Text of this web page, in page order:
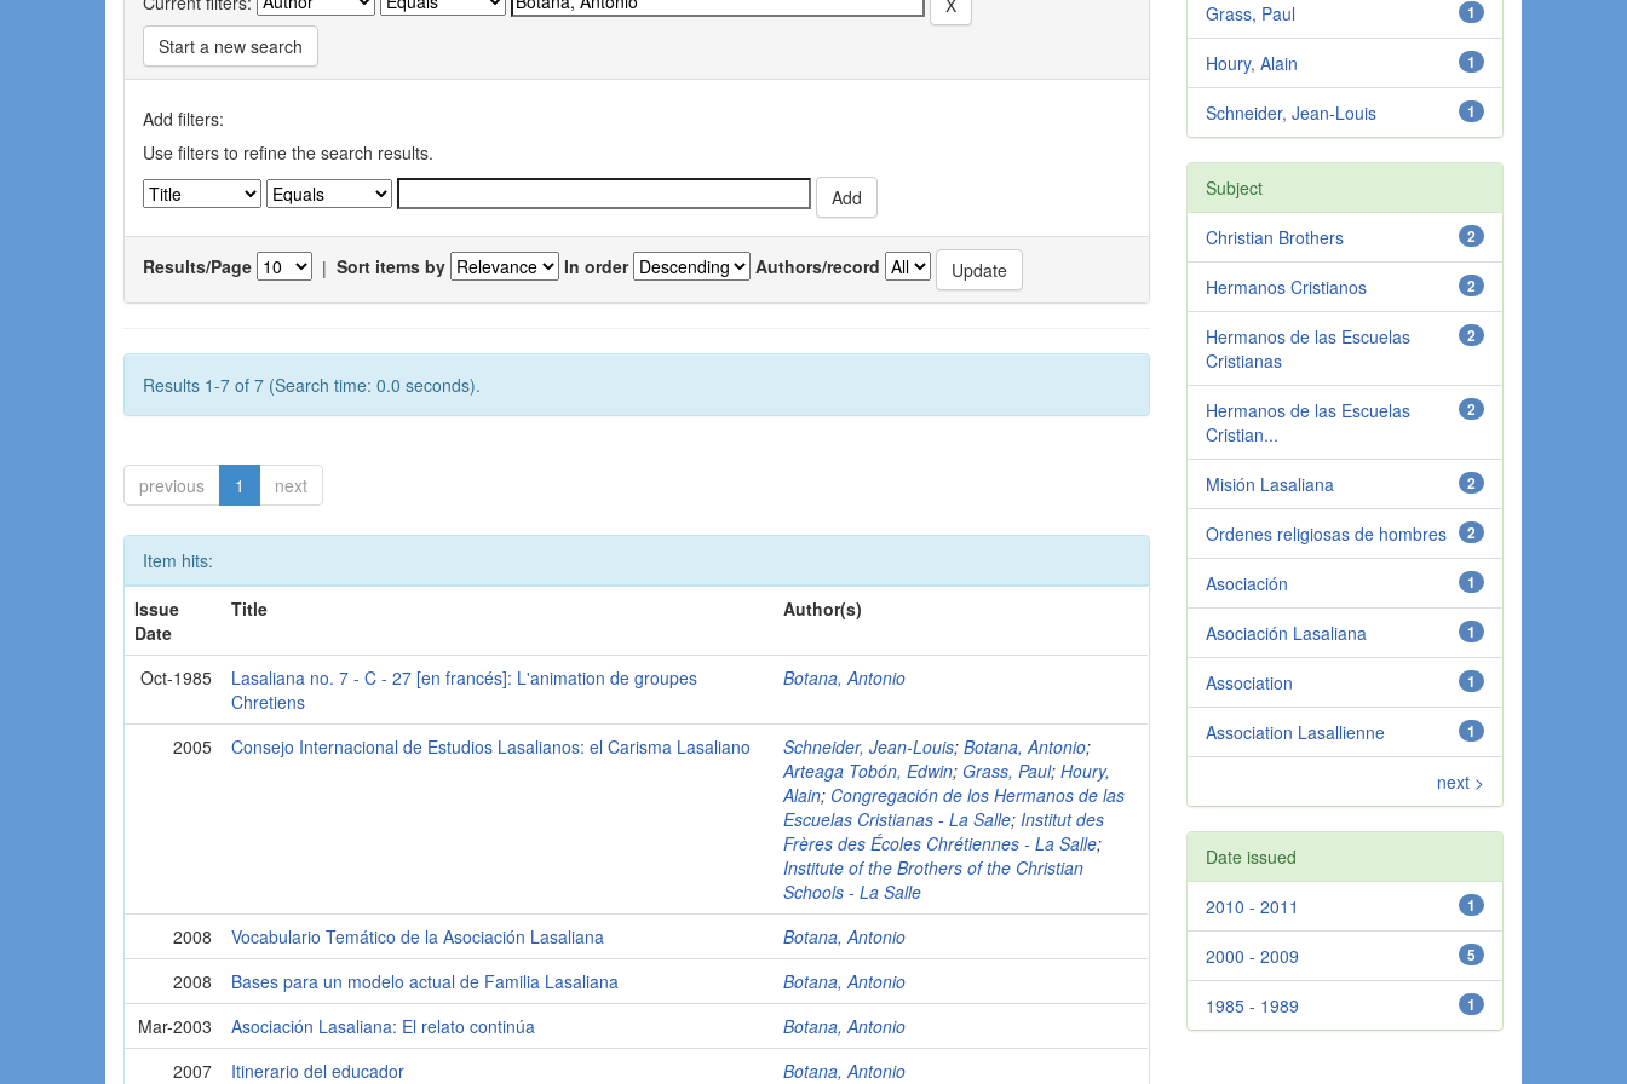
Start a new search
Add filters:
Use filters to refine the search results.
Results/Page | Sort items by In order Authors/record
Results 1-7 of 7 (Search time: 0.0 seconds).
previous 1 next
Item hits:
Issue
Date
Title Author(s)
Oct-1985
Lasaliana no. 7 - C - 27 [en francés]: L'animation de groupes
Chretiens
Botana, Antonio
2005 Consejo Internacional de Estudios Lasalianos: el Carisma Lasaliano Schneider, Jean-Louis;Botana, Antonio;
Arteaga Tobón, Edwin;Grass, Paul;Houry,
Alain; Congregación de los Hermanos de las
Escuelas Cristianas - La Salle; Institut des
Frères des Écoles Chrétiennes - La Salle;
Institute of the Brothers of the Christian
Schools - La Salle
2008
Vocabulario Temático de la Asociación Lasaliana
Botana, Antonio
2008
Bases para un modelo actual de Familia Lasaliana
Botana, Antonio
Mar-2003
Asociación Lasaliana: El relato continúa
Botana, Antonio
2007
Itinerario del educador Botana, Antonio
1
Grass, Paul
1
Houry, Alain
1
Schneider, Jean-Louis
Subject
2
Christian Brothers
2
Hermanos Cristianos
2
Hermanos de las Escuelas
Cristianas
2
Hermanos de las Escuelas
Cristian...
2
Misión Lasaliana
2
Ordenes religiosas de hombres
1
Asociación
1
Asociación Lasaliana
1
Association
1
Association Lasallienne
next >
Date issued
1
2010 - 2011
5
2000 - 2009
1
1985 - 1989